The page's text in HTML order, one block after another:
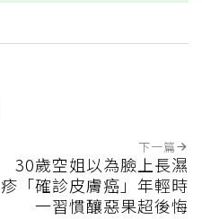
下一篇
30歲空姐以為臉上長濕
疹「確診皮膚癌」年輕時
一習慣釀惡果超後悔